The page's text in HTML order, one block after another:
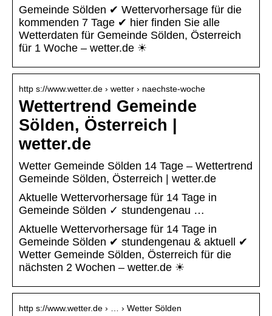
Gemeinde Sölden ✔ Wettervorhersage für die
kommenden 7 Tage ✔ hier finden Sie alle
Wetterdaten für Gemeinde Sölden, Österreich
für 1 Woche – wetter.de ☀
http s://www.wetter.de › wetter › naechste-woche
Wettertrend Gemeinde
Sölden, Österreich |
wetter.de
Wetter Gemeinde Sölden 14 Tage – Wettertrend
Gemeinde Sölden, Österreich | wetter.de
Aktuelle Wettervorhersage für 14 Tage in
Gemeinde Sölden ✓ stundengenau …
Aktuelle Wettervorhersage für 14 Tage in
Gemeinde Sölden ✔ stundengenau & aktuell ✔
Wetter Gemeinde Sölden, Österreich für die
nächsten 2 Wochen – wetter.de ☀
http s://www.wetter.de › … › Wetter Sölden